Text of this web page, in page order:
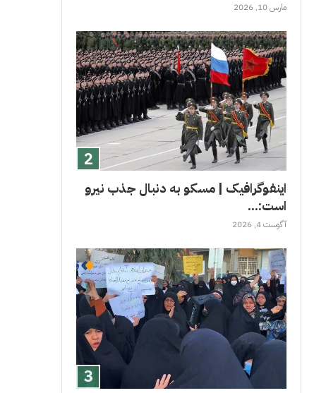
مارس 10, 2026
اینفوگرافیک | مسکو به دنبال جذب نیرو
است:...
آگوست 4, 2026